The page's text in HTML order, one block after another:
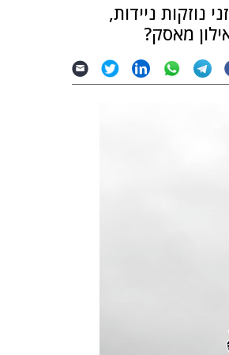
חברי קבוצת מים עכורים פרסו גרסה חדשה של רוגלה ● חוקרים זיהו 17 זני נוזקות ניידות,